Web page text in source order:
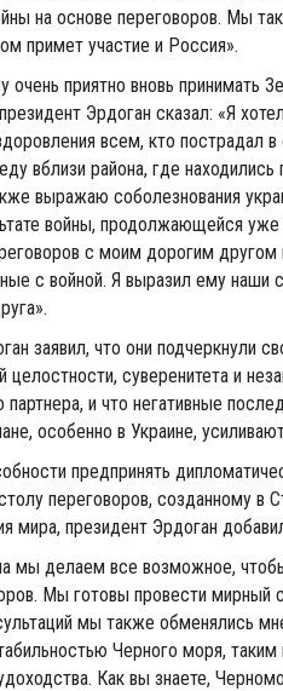
на основе переговоров. Мы
примет участие и Россия».
очень приятно вновь принимать
Эрдоган сказал: «Я
всем, кто пострадал в
вблизи района, где находились
выражаю соболезнования
войны, продолжающейся
с моим дорогим
с войной. Я выразил ему наши
заявил, что они подчеркнули
целостности, суверенитета и
партнера, и что негативные
особенно в Украине,
предпринять
переговоров, созданному в
мира, президент Эрдоган
мы делаем все возможное,
Мы готовы провести мирный
мы также обменялись
Черного моря,
Как вы знаете,